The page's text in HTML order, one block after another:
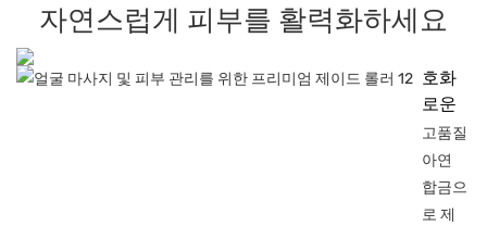
자연스럽게 피부를 활력화하세요
호화
로운
고품질
아연
합금으
로 제